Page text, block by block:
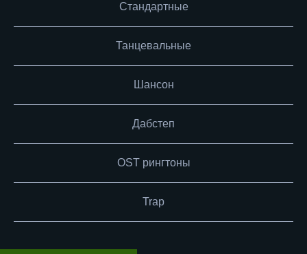
Стандартные
Танцевальные
Шансон
Дабстеп
OST рингтоны
Trap